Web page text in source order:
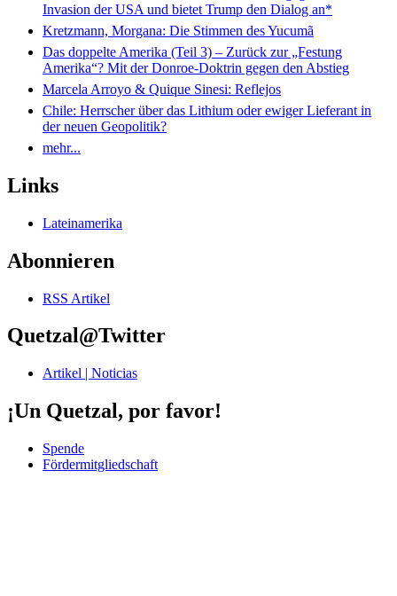
Invasion der USA und bietet Trump den Dialog an*
Kretzmann, Morgana: Die Stimmen des Yucumã
Das doppelte Amerika (Teil 3) – Zurück zur „Festung
Amerika“? Mit der Donroe-Doktrin gegen den Abstieg
Marcela Arroyo & Quique Sinesi: Reflejos
Chile: Herrscher über das Lithium oder ewiger Lieferant in
der neuen Geopolitik?
mehr...
Links
Lateinamerika
Abonnieren
RSS Artikel
Quetzal@Twitter
Artikel | Noticias
¡Un Quetzal, por favor!
Spende
Fördermitgliedschaft